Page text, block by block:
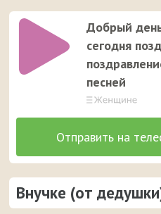
Добрый
сегодня
песней
Внучке (от